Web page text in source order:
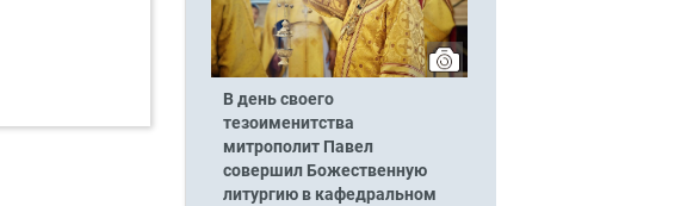
В день своего
тезоименитства
митрополит Павел
совершил Божественную
литургию в кафедральном